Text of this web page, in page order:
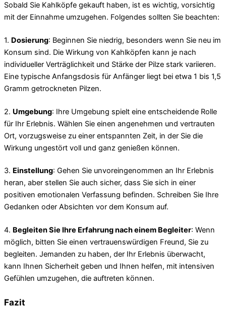
Sobald Sie Kahlköpfe gekauft haben, ist es wichtig, vorsichtig
mit der Einnahme umzugehen. Folgendes sollten Sie beachten:
1. Dosierung: Beginnen Sie niedrig, besonders wenn Sie neu im
Konsum sind. Die Wirkung von Kahlköpfen kann je nach
individueller Verträglichkeit und Stärke der Pilze stark variieren.
Eine typische Anfangsdosis für Anfänger liegt bei etwa 1 bis 1,5
Gramm getrockneten Pilzen.
2. Umgebung: Ihre Umgebung spielt eine entscheidende Rolle
für Ihr Erlebnis. Wählen Sie einen angenehmen und vertrauten
Ort, vorzugsweise zu einer entspannten Zeit, in der Sie die
Wirkung ungestört voll und ganz genießen können.
3. Einstellung: Gehen Sie unvoreingenommen an Ihr Erlebnis
heran, aber stellen Sie auch sicher, dass Sie sich in einer
positiven emotionalen Verfassung befinden. Schreiben Sie Ihre
Gedanken oder Absichten vor dem Konsum auf.
4. Begleiten Sie Ihre Erfahrung nach einem Begleiter: Wenn
möglich, bitten Sie einen vertrauenswürdigen Freund, Sie zu
begleiten. Jemanden zu haben, der Ihr Erlebnis überwacht,
kann Ihnen Sicherheit geben und Ihnen helfen, mit intensiven
Gefühlen umzugehen, die auftreten können.
Fazit